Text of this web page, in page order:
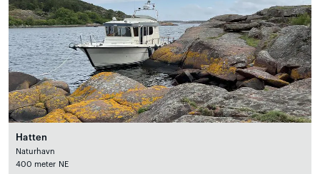
Hatten
Naturhavn
400 meter NE